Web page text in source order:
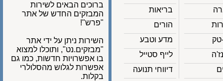
בריאות
הורים
מדע וטבע
לייף סטייל
דיווחי תנועה
ברוכים הבאים לשירות
המבזקים החדש של אתר
"פרש"!
השירות ניתן על ידי אתר
"מבזקים.נט", ותוכלו למצוא
בו אפשרויות חדשות, כמו גם
אפשרות לגלוש מהסלולרי
בקלות.